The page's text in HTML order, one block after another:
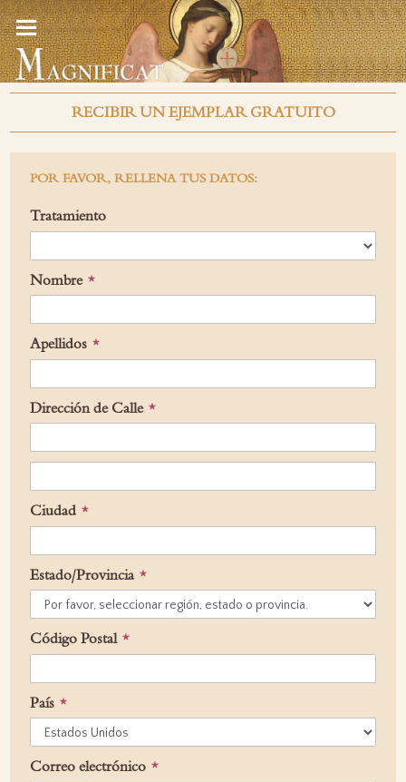
RECIBIR UN EJEMPLAR GRATUITO
POR FAVOR, RELLENA TUS DATOS:
Tratamiento
Nombre
Apellidos
Dirección de Calle
Ciudad
Estado/Provincia
Código Postal
País
Correo electrónico